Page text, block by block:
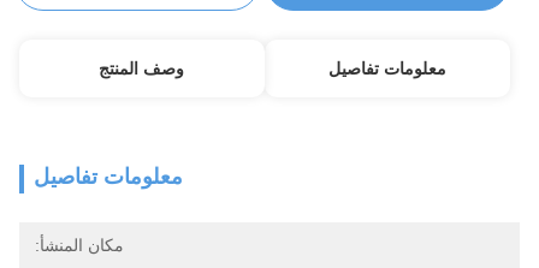
معلومات تفاصيل وصف المنتج
معلومات تفاصيل
مكان المنشأ: